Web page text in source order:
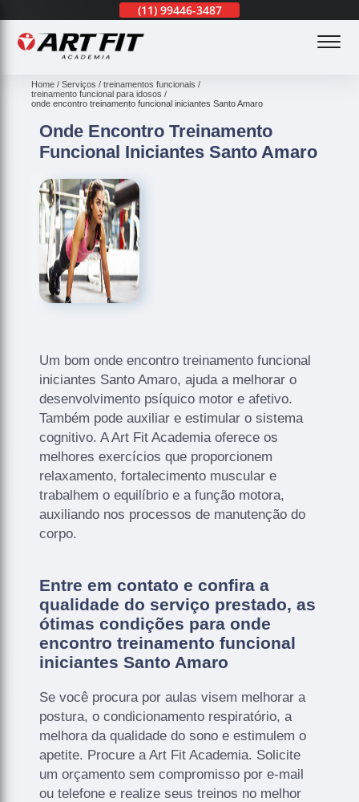
(11)99446-3487
Home Serviços
treinamentos funcionais
treinamento funcional para idosos
onde encontro treinamento funcional iniciantes Santo Amaro
Onde Encontro Treinamento
Funcional Iniciantes Santo Amaro
Um bom onde encontro treinamento funcional
iniciantes Santo Amaro, ajuda a melhorar o
desenvolvimento psíquico motor e afetivo.
Também pode auxiliar e estimular o sistema
cognitivo. A Art Fit Academia oferece os
melhores exercícios que proporcionem
relaxamento, fortalecimento muscular e
trabalhem o equilíbrio e a função motora,
auxiliando nos processos de manutenção do
corpo.
Entre em contato e confira a
qualidade do serviço prestado, as
ótimas condições para onde
encontro treinamento funcional
iniciantes Santo Amaro
Se você procura por aulas visem melhorar a
postura, o condicionamento respiratório, a
melhora da qualidade do sono e estimulem o
apetite. Procure a Art Fit Academia. Solicite
um orçamento sem compromisso por e-mail
ou telefone e realize seus treinos no melhor